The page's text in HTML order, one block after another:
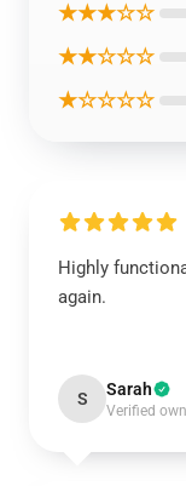
★★★☆☆
★★☆☆☆
★☆☆☆☆
Highly
again.
S Sarah
Verified